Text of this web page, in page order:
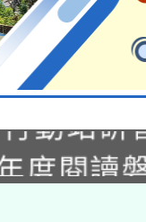
第2次
度閱讀